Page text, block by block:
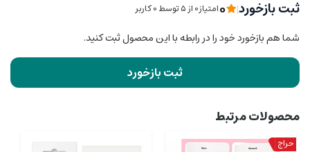
ثبت بازخورد|
0امتیاز0 از ۵ توسط 0 کاربر
شما هم بازخورد خود را در رابطه با این محصول ثبت کنید.
ثبت بازخورد
محصولات مرتبط